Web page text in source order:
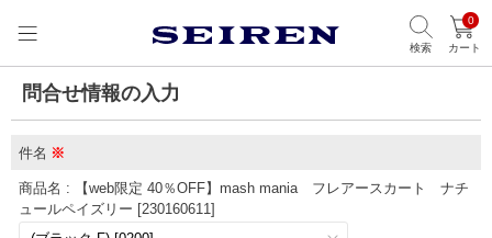
検索
0
カート
問合せ情報の入力
件名 ※
商品名 : 【web限定 40％OFF】mash mania フレアースカート ナチ
ュールペイズリー [230160611]